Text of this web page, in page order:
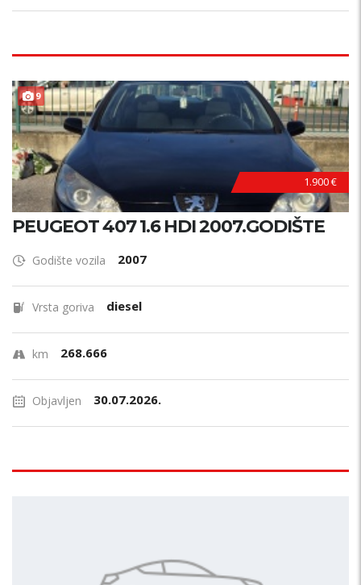
9
1.900 €
PEUGEOT 407 1.6 HDI 2007.GODIŠTE
Godište vozila 2007
Vrsta goriva diesel
km 268.666
Objavljen 30.07.2026.